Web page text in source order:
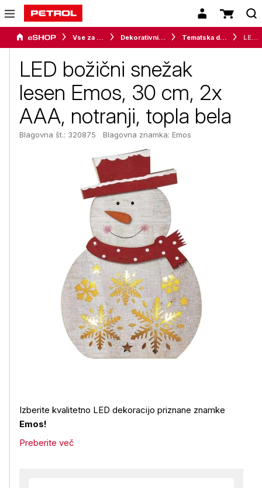
Vse za dom Dekorativni program Tematska dekoracija
LED božični snežak
lesen Emos, 30 cm, 2x
AAA, notranji, topla bela
Blagovna št.: 320875 Blagovna znamka: Emos
Izberite kvalitetno LED dekoracijo priznane znamke
Emos!
Preberite več